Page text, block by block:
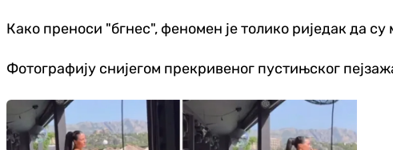
Како преноси "бгнес", феномен је толико риједак да
Фотографију снијегом прекривеног пустињског